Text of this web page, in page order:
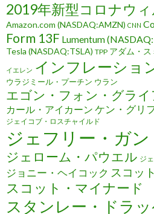
2019年新型コロナウィ
Amazon.com (NASDAQ:AMZN) CNN
Form 13F Lumentum
Tesla (NASDAQ:TSLA) TPP アダム・ス
イエレン インフレーショ
ウラジミール・プーチン ウラン
エゴン・フォン・グライ
カール・アイカーン ケン・グリ
ジェイコブ・ロスチャイルド
ジェフリー・ガン
ジェローム・パウエル ジ
ジョニー・ヘイコック スコッ
スコット・マイナード
スタンレー・ドラ